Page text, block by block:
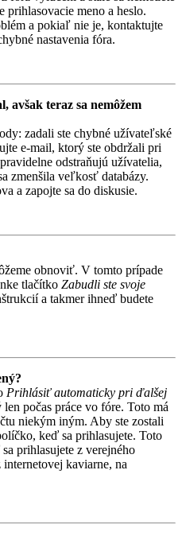
meno a heslo.
a pokiaľ nie je, kontaktujte
nastavenia fóra.
avšak teraz sa nemôžem
zadali ste chybné užívateľské
e-mail, ktorý ste obdržali pri
odstraňujú užívatelia,
zmenšila veľkosť databázy.
a zapojte sa do diskusie.
obnoviť. V tomto prípade
tlačítko Zabudli ste svoje
a takmer ihneď budete
Prihlásiť automaticky pri ďalšej
len počas práce vo fóre. Toto má
niekým iným. Aby ste zostali
keď sa prihlasujete. Toto
prihlasujete z verejného
kaviarne, na